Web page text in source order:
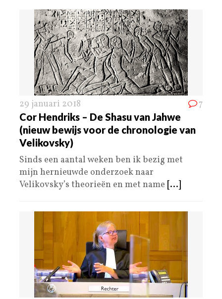
29 januari 2018 7
Cor Hendriks – De Shasu van Jahwe
(nieuw bewijs voor de chronologie van
Velikovsky)
Sinds een aantal weken ben ik bezig met
mijn hernieuwde onderzoek naar
Velikovsky’s theorieën en met name [...]